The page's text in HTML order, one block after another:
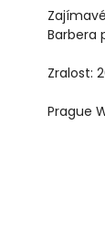
Barbera
Zralost:
Prague